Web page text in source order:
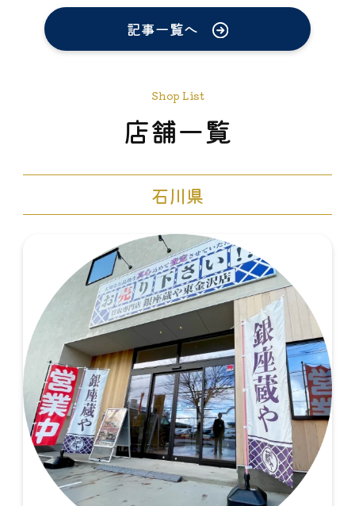
記事一覧へ
Shop List
店舗一覧
石川県